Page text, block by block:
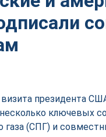
президента
ключевых
газа (СПГ) и